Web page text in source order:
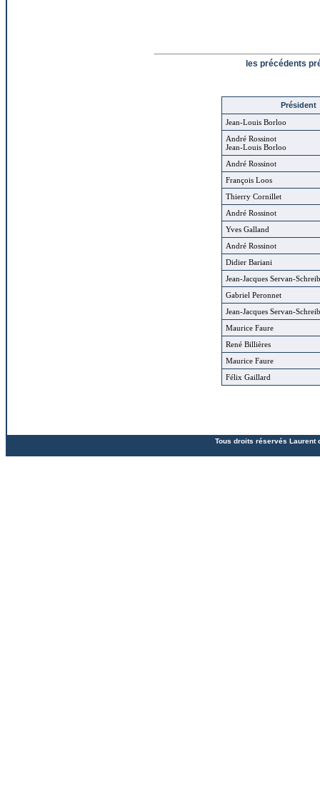
les précédents
Président
Jean-Louis Borloo
André Rossinot
Jean-Louis Borloo
André Rossinot
François Loos
Thierry Cornillet
André Rossinot
Yves Galland
André Rossinot
Didier Bariani
Jean-Jacques Servan-
Gabriel Peronnet
Jean-Jacques Servan-
Maurice Faure
René Billières
Maurice Faure
Félix Gaillard
Tous droits réservés Laurent